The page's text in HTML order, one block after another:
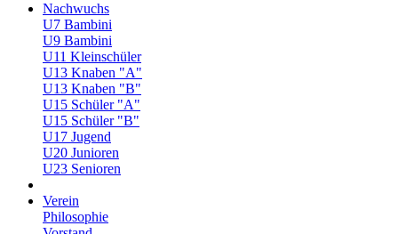
Nachwuchs
U7 Bambini
U9 Bambini
U11 Kleinschüler
U13 Knaben "A"
U13 Knaben "B"
U15 Schüler "A"
U15 Schüler "B"
U17 Jugend
U20 Junioren
U23 Senioren
Verein
Philosophie